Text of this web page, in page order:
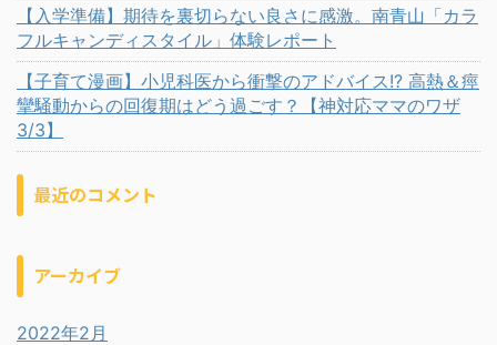
【入学準備】期待を裏切らない良さに感激。南青山「カラ
フルキャンディスタイル」体験レポート
【子育て漫画】小児科医から衝撃のアドバイス!? 高熱＆痙
攣騒動からの回復期はどう過ごす？【神対応ママのワザ
3/3】
最近のコメント
アーカイブ
2022年2月